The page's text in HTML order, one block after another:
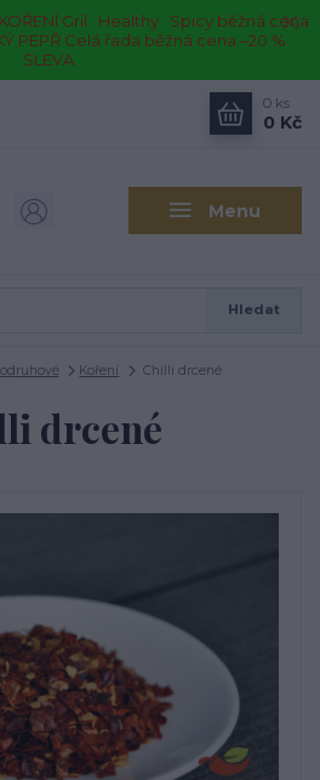
Gril · Healthy · Spicy běžná cena
PEPŘ Celá řada běžná cena –20 %
SLEVA
Menu
Hledat
0 ks
0 Kč
Koření Chilli drcené
drcené